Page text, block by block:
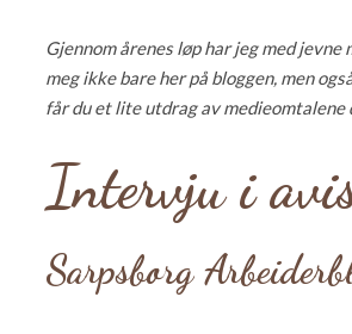
Gjennom årenes løp har jeg med
meg ikke bare her på bloggen, men
får du et lite utdrag av medieomtalene
Intervju i
Sarpsborg